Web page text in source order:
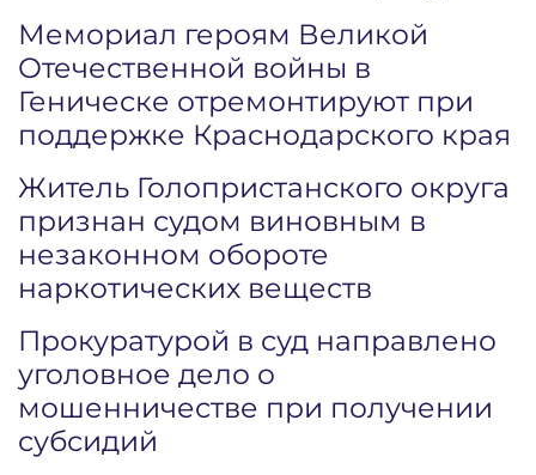
Мемориал героям Великой
Отечественной войны в
Геническе отремонтируют при
поддержке Краснодарского края
Житель Голопристанского округа
признан судом виновным в
незаконном обороте
наркотических веществ
Прокуратурой в суд направлено
уголовное дело о
мошенничестве при получении
субсидий